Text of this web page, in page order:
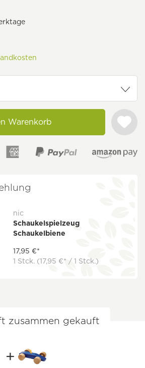
Warenkorb
nic
Schaukelspielzeug
Schaukelbiene
17,95 €*
1 Stck. (17,95 €* / 1 Stck.)
zusammen gekauft